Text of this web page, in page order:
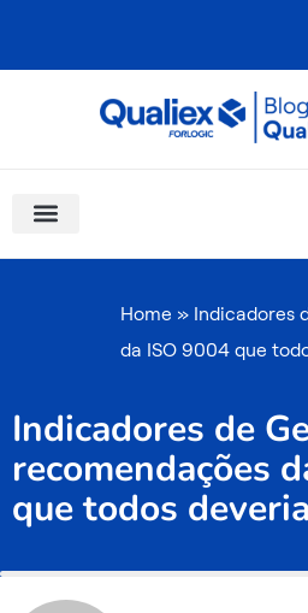
Home » Indicadores
da ISO 9004 que
Indicadores de
recomendações
que todos